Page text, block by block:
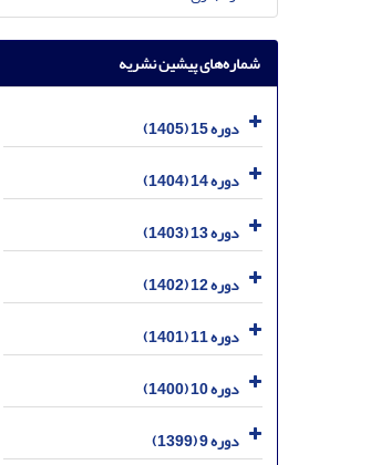
شماره‌های پیشین نشریه
دوره 15 (1405)
دوره 14 (1404)
دوره 13 (1403)
دوره 12 (1402)
دوره 11 (1401)
دوره 10 (1400)
دوره 9 (1399)